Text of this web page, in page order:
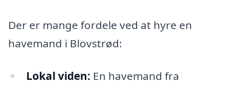
Der er mange fordele ved at hyre en
havemand i Blovstrød:
Lokal viden: En havemand fra